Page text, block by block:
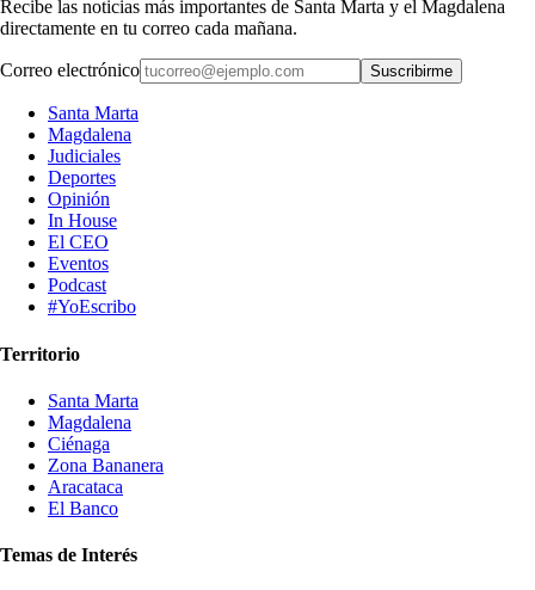
Recibe las noticias más importantes de Santa Marta y el Magdalena
directamente en tu correo cada mañana.
Correo electrónico Suscribirme
Santa Marta
Magdalena
Judiciales
Deportes
Opinión
In House
El CEO
Eventos
Podcast
#YoEscribo
Territorio
Santa Marta
Magdalena
Ciénaga
Zona Bananera
Aracataca
El Banco
Temas de Interés